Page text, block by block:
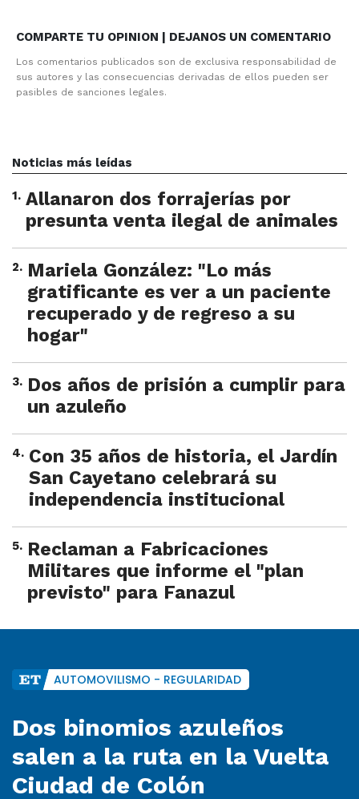
COMPARTE TU OPINION | DEJANOS UN COMENTARIO
Los comentarios publicados son de exclusiva responsabilidad de
sus autores y las consecuencias derivadas de ellos pueden ser
pasibles de sanciones legales.
Noticias más leídas
1. Allanaron dos forrajerías por
presunta venta ilegal de animales
2. Mariela González: "Lo más
gratificante es ver a un paciente
recuperado y de regreso a su
hogar"
3. Dos años de prisión a cumplir para
un azuleño
4. Con 35 años de historia, el Jardín
San Cayetano celebrará su
independencia institucional
5. Reclaman a Fabricaciones
Militares que informe el "plan
previsto" para Fanazul
AUTOMOVILISMO - REGULARIDAD
Dos binomios azuleños
salen a la ruta en la Vuelta
Ciudad de Colón